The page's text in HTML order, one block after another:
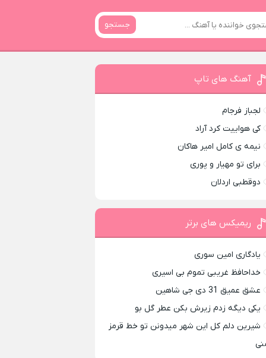
جستجو
آهنگ های تاپ
لجباز فرجام
کی هواییت کرد آراد
نیمه ی کامل امیر هاکان
برای تو مهیار و پوری
دوقطبی اردلان
ریمیکس های برتر
یادگاری امین سوری
خداحافظ غریبی تموم بی اسیری
عشق عمیق 31 دی جی شاهین
یکی دیگه زدم زیرش بکن عطر گل بو
شیرین دلم کل این شهر میدونن تو خط قرمز